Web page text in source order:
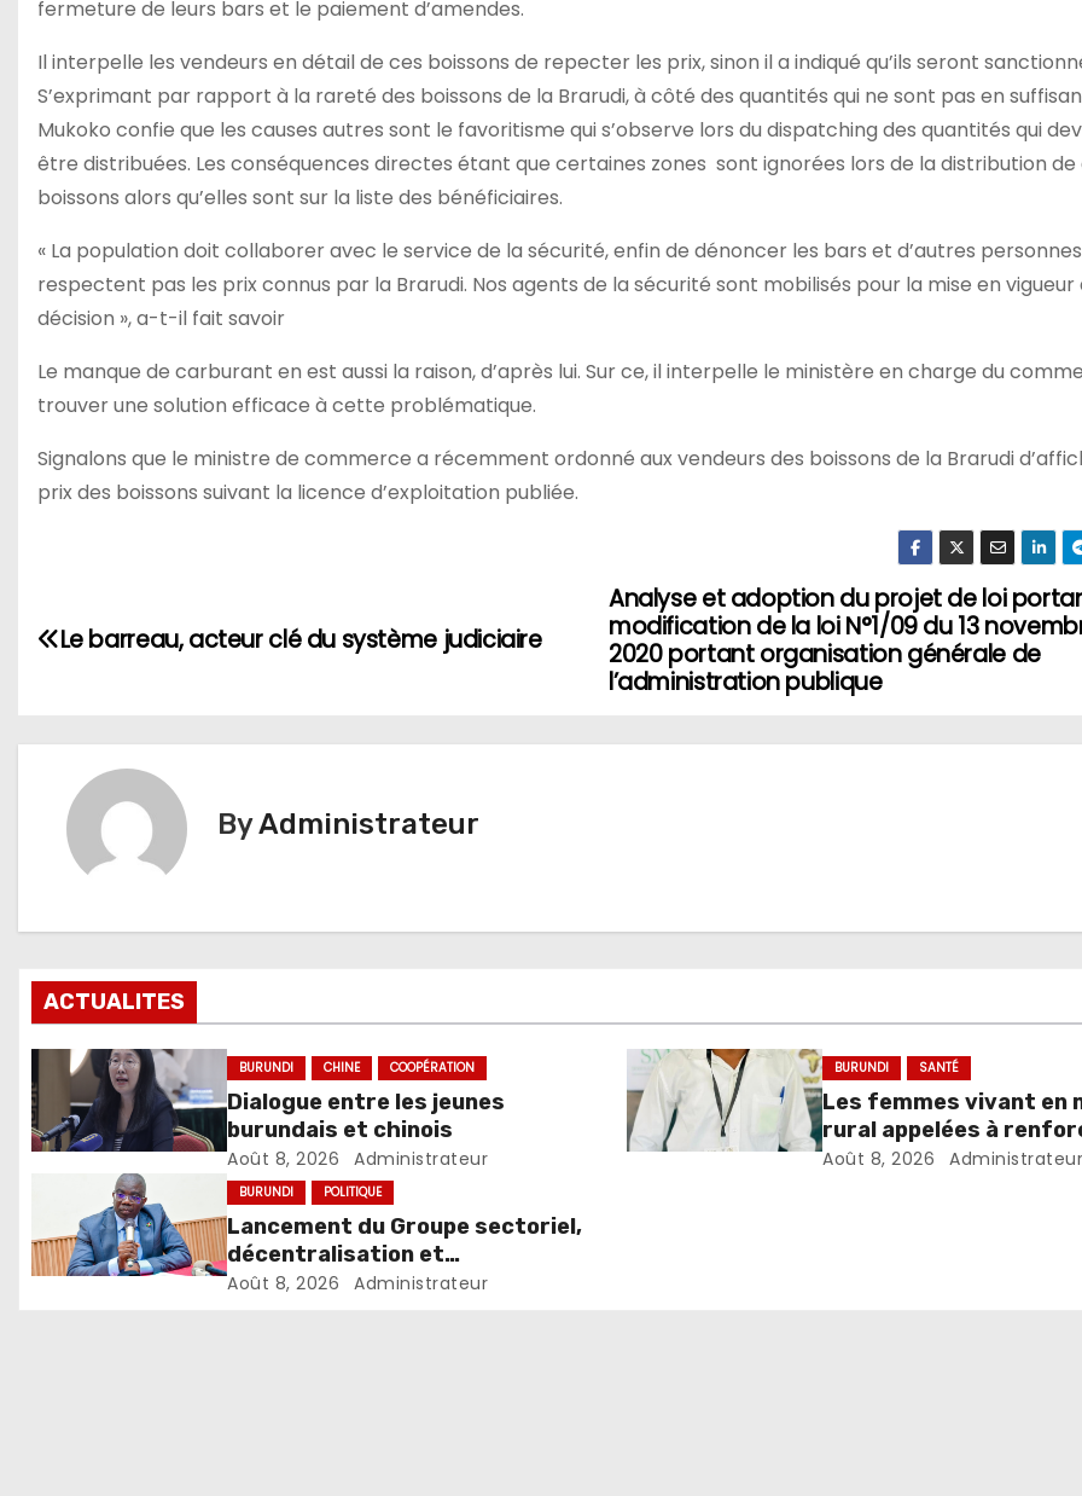
fermeture de leurs bars et le paiement d’amendes.
Il interpelle les vendeurs en détail de ces boissons de repecter les prix, sinon il a indiqué qu’ils seront
S’exprimant par rapport à la rareté des boissons de la Brarudi, à côté des quantités qui ne sont pas en
Mukoko confie que les causes autres sont le favoritisme qui s’observe lors du dispatching des quantités qui
être distribuées. Les conséquences directes étant que certaines zones sont ignorées lors de la distribution de
boissons alors qu’elles sont sur la liste des bénéficiaires.
« La population doit collaborer avec le service de la sécurité, enfin de dénoncer les bars et d’autres
respectent pas les prix connus par la Brarudi. Nos agents de la sécurité sont mobilisés pour la mise en
décision », a-t-il fait savoir
Le manque de carburant en est aussi la raison, d’après lui. Sur ce, il interpelle le ministère en charge du
trouver une solution efficace à cette problématique.
Signalons que le ministre de commerce a récemment ordonné aux vendeurs des boissons de la Brarudi
prix des boissons suivant la licence d’exploitation publiée.
de
Analyse et adoption du projet de loi
modification de la loi N°1/09 du 13
2020 portant organisation générale de
l’administration publique
Le barreau, acteur clé du système judiciaire
ByAdministrateur
ACTUALITES
BURUNDI CHINE COOPÉRATION
Dialogue entre les jeunes
burundais et chinois
Août 8, 2026 Administrateur
BURUNDI SANTÉ
Les femmes vivant en
rural appelées à
dépistage des
Août 8, 2026 Administrateur
BURUNDI POLITIQUE
Lancement du Groupe sectoriel,
décentralisation et
développement local
Août 8, 2026 Administrateur